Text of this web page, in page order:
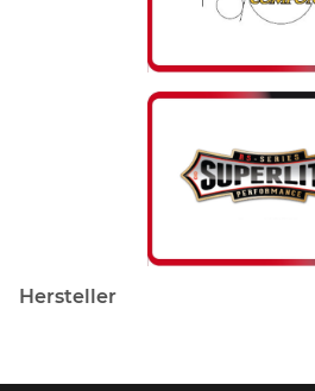
Hersteller